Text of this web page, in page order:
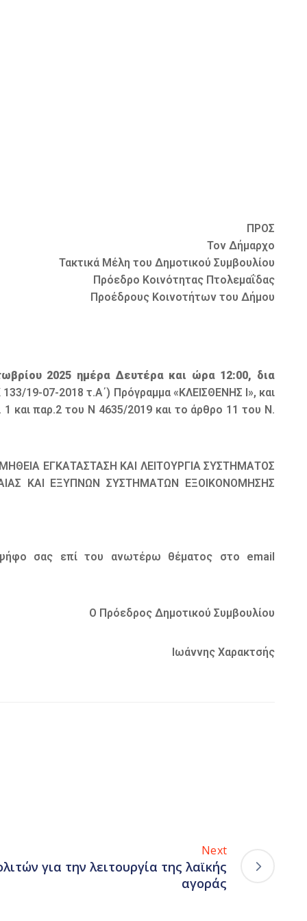
ΠΡΟΣ
Τον Δήμαρχο
Τακτικά Μέλη του Δημοτικού Συμβουλίου
Πρόεδρο Κοινότητας Πτολεμαΐδας
Προέδρους Κοινοτήτων του Δήμου
2025 ημέρα Δευτέρα και ώρα 12:00, δια
19-07-2018 τ.Α΄) Πρόγραμμα «ΚΛΕΙΣΘΕΝΗΣ Ι», και
και παρ.2 του Ν 4635/2019 και το άρθρο 11 του Ν.
ΕΓΚΑΤΑΣΤΑΣΗ ΚΑΙ ΛΕΙΤΟΥΡΓΙΑ ΣΥΣΤΗΜΑΤΟΣ
ΚΑΙ ΕΞΥΠΝΩΝ ΣΥΣΤΗΜΑΤΩΝ ΕΞΟΙΚΟΝΟΜΗΣΗΣ
σας επί του ανωτέρω θέματος στο email
Ο Πρόεδρος Δημοτικού Συμβουλίου
Ιωάννης Χαρακτσής
Next
για την λειτουργία της λαϊκής
αγοράς